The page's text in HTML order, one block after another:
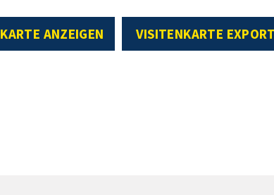
KARTE ANZEIGEN VISITENKARTE